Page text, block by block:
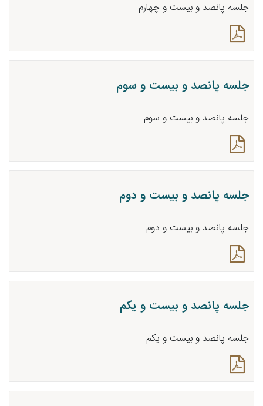
جلسه پانصد و بیست و چهارم
جلسه پانصد و بیست و سوم
جلسه پانصد و بیست و سوم
جلسه پانصد و بیست و دوم
جلسه پانصد و بیست و دوم
جلسه پانصد و بیست و یکم
جلسه پانصد و بیست و یکم